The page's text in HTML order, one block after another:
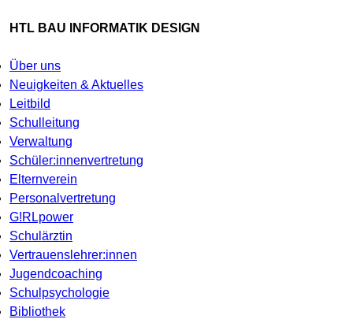
HTL BAU INFORMATIK DESIGN
Über uns
Neuigkeiten & Aktuelles
Leitbild
Schulleitung
Verwaltung
Schüler:innenvertretung
Elternverein
Personalvertretung
G!RLpower
Schulärztin
Vertrauenslehrer:innen
Jugendcoaching
Schulpsychologie
Bibliothek